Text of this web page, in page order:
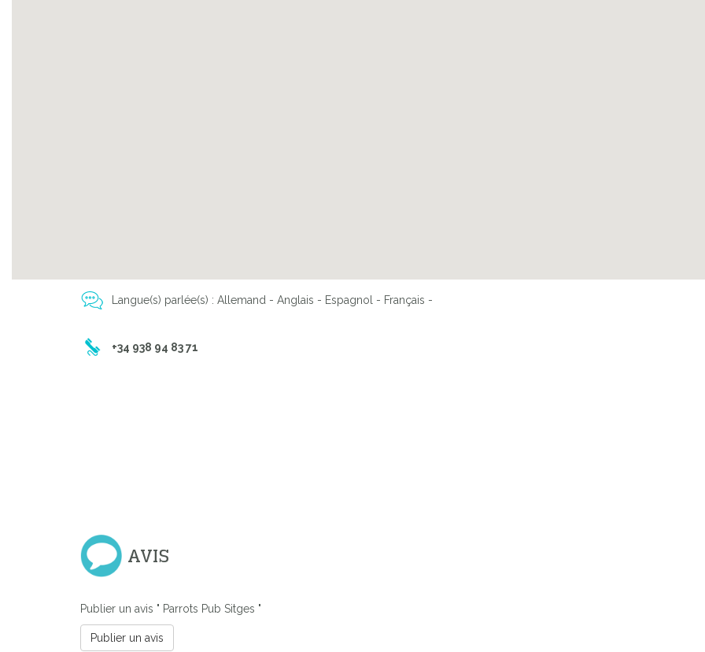
Langue(s) parlée(s) : Allemand - Anglais - Espagnol - Français -
+34 938 94 83 71
AVIS
Publier un avis " Parrots Pub Sitges "
Publier un avis